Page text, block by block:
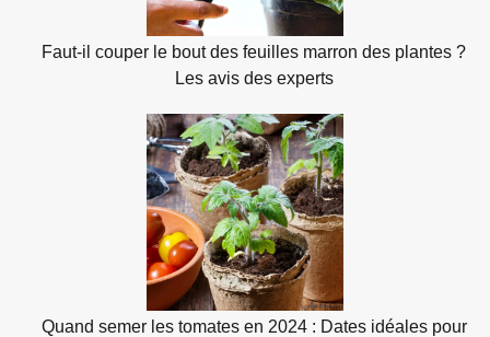
Faut-il couper le bout des feuilles marron des plantes ?
Les avis des experts
Quand semer les tomates en 2024 : Dates idéales pour